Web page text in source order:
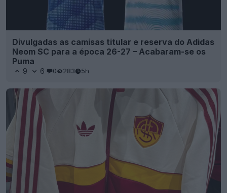
Divulgadas as camisas titular e reserva do Adidas
Neom SC para a época 26-27 – Acabaram-se os
Puma
9 6 0 283 5h